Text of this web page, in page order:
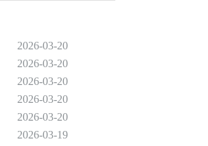
2026-03-20
2026-03-20
2026-03-20
2026-03-20
2026-03-20
2026-03-19